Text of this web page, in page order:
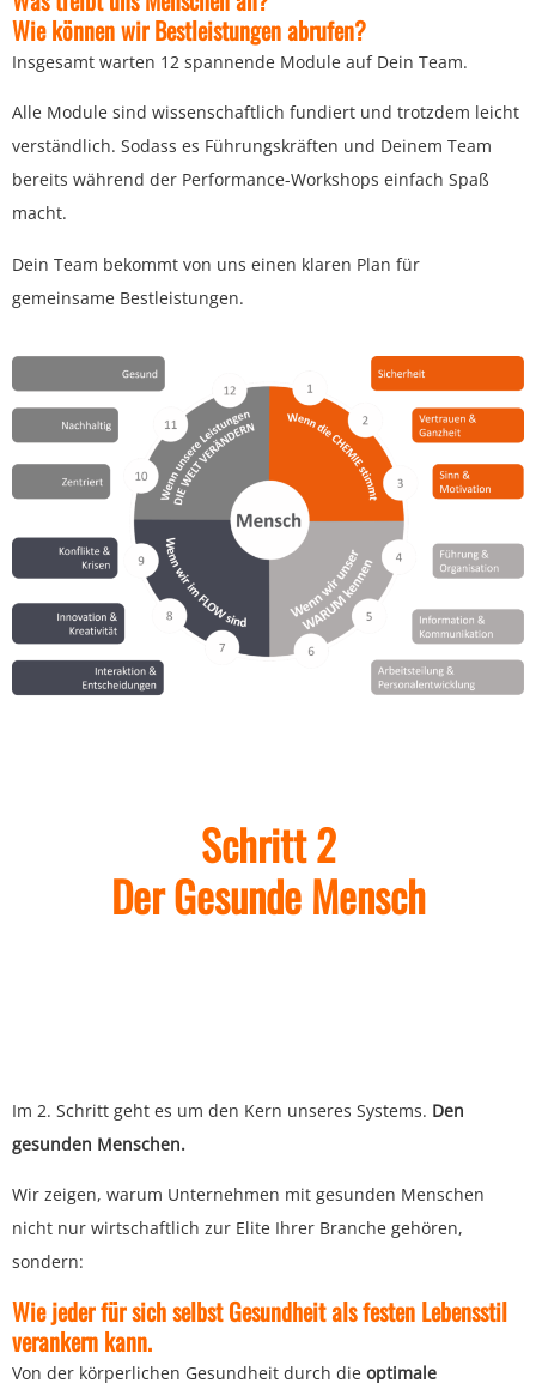
Wie können wir Bestleistungen abrufen?
Insgesamt warten 12 spannende Module auf Dein Team.
Alle Module sind wissenschaftlich fundiert und trotzdem leicht
verständlich. Sodass es Führungskräften und Deinem Team
bereits während der Performance-Workshops einfach Spaß
macht.
Dein Team bekommt von uns einen klaren Plan für
gemeinsame Bestleistungen.
Schritt 2
Der Gesunde Mensch
Im 2. Schritt geht es um den Kern unseres Systems. Den
gesunden Menschen.
Wir zeigen, warum Unternehmen mit gesunden Menschen
nicht nur wirtschaftlich zur Elite Ihrer Branche gehören,
sondern:
Wie jeder für sich selbst Gesundheit als festen Lebensstil
verankern kann.
Von der körperlichen Gesundheit durch die optimale